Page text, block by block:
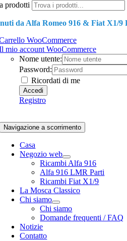
prodotti
da Alfa Romeo 916 & Fiat X1/9
WooCommerce
mio account WooCommerce
Nome utente:
Password:
Ricordati di me
Registro
Navigazione a scorrimento
Casa
Negozio web
Ricambi Alfa 916
Alfa 916 LMR Parti
Ricambi Fiat X1/9
La Mosca Classico
Chi siamo
Chi siamo
Domande frequenti / FAQ
Notizie
Contatto